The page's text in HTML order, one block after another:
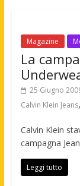
Magazine
La
25 Giugno
Calvin Klein Jeans,
Calvin Klein
campagna
Leggi tutto